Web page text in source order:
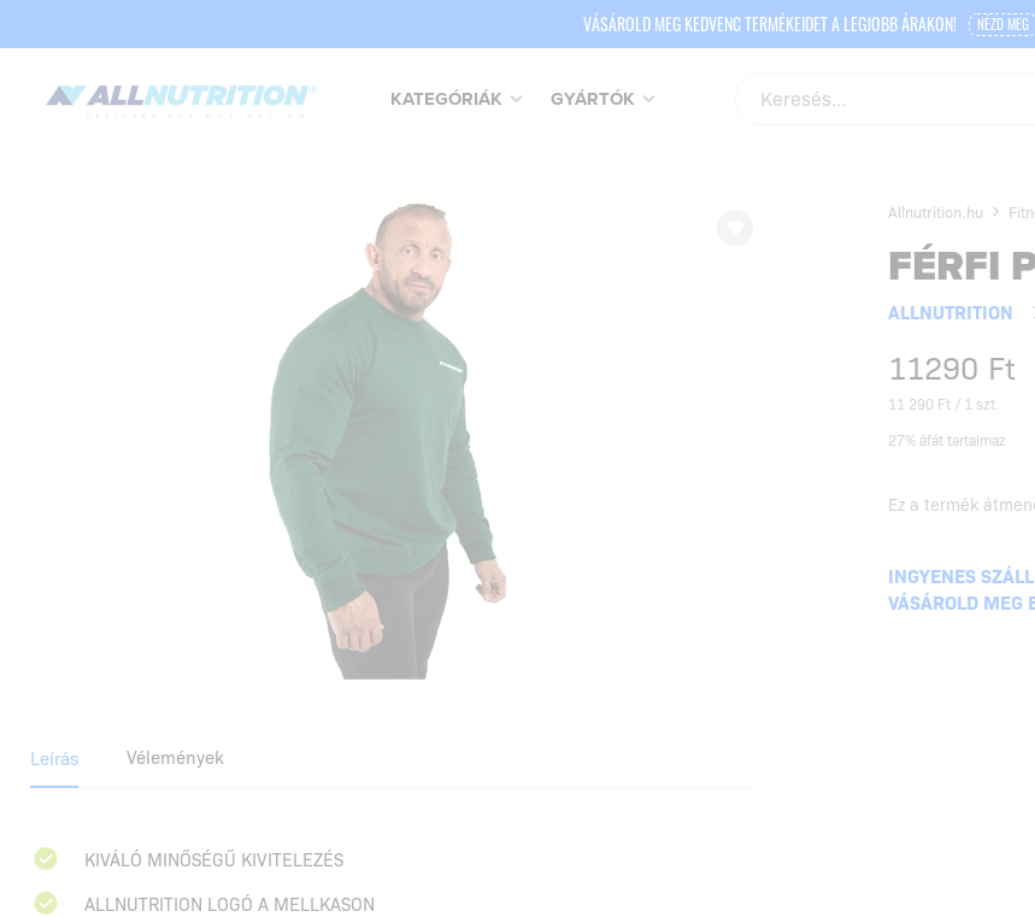
VÁSÁROLD MEG KEDVENC TERMÉKEIDET A LEGJOBB ÁRAKON! NÉZD MEG
KATEGÓRIÁK GYÁRTÓK
Allnutrition.hu
FÉRFI
ALLNUTRITION
11290 Ft
11 290 Ft / 1 szt.
27% áfát tartalmaz
Ez a termék
INGYENES
VÁSÁROLD MEG
Leírás Vélemények
KIVÁLÓ MINŐSÉGŰ KIVITELEZÉS
ALLNUTRITION LOGÓ A MELLKASON